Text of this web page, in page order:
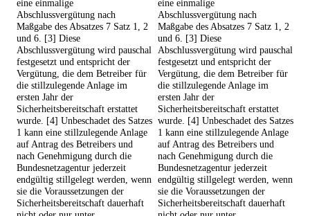
eine einmalige
Abschlussvergütung nach
Maßgabe des Absatzes 7 Satz 1, 2
und 6. [3] Diese
Abschlussvergütung wird pauschal
festgesetzt und entspricht der
Vergütung, die dem Betreiber für
die stillzulegende Anlage im
ersten Jahr der
Sicherheitsbereitschaft erstattet
wurde. [4] Unbeschadet des Satzes
1 kann eine stillzulegende Anlage
auf Antrag des Betreibers und
nach Genehmigung durch die
Bundesnetzagentur jederzeit
endgültig stillgelegt werden, wenn
sie die Voraussetzungen der
Sicherheitsbereitschaft dauerhaft
eine einmalige
Abschlussvergütung nach
Maßgabe des Absatzes 7 Satz 1, 2
und 6. [3] Diese
Abschlussvergütung wird pauschal
festgesetzt und entspricht der
Vergütung, die dem Betreiber für
die stillzulegende Anlage im
ersten Jahr der
Sicherheitsbereitschaft erstattet
wurde. [4] Unbeschadet des Satzes
1 kann eine stillzulegende Anlage
auf Antrag des Betreibers und
nach Genehmigung durch die
Bundesnetzagentur jederzeit
endgültig stillgelegt werden, wenn
sie die Voraussetzungen der
Sicherheitsbereitschaft dauerhaft